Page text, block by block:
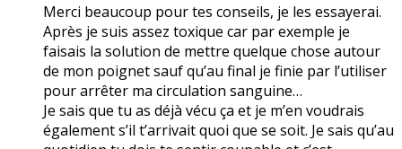
Merci beaucoup pour tes conseils, je les essayerai.
Après je suis assez toxique car par exemple je
faisais la solution de mettre quelque chose autour
de mon poignet sauf qu’au final je finie par l’utiliser
pour arrêter ma circulation sanguine…
Je sais que tu as déjà vécu ça et je m’en voudrais
également s’il t’arrivait quoi que se soit. Je sais qu’au